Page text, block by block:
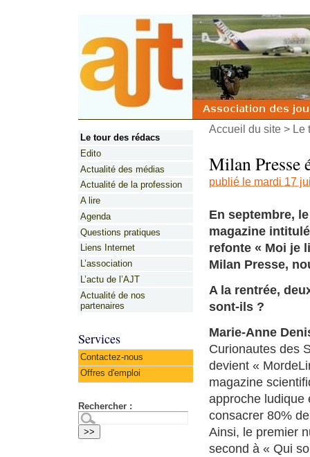
Accueil du site> Le
Milan Presse
publié le mardi 17
En septembre,
magazine
refonte « Moi je
Milan Presse,
A la rentrée,
sont-ils ?
Marie-Anne
Curionautes des
devient «
magazine
approche ludique
consacrer 80%
Ainsi, le premier
second à « Qui
Le tour des rédacs
Edito
Actualité des médias
Actualité de la profession
A lire
Agenda
Questions pratiques
Liens Internet
L’association
L’actu de l’AJT
Actualité de nos
partenaires
Services
Contactez-nous
Offres d'emploi
Rechercher :